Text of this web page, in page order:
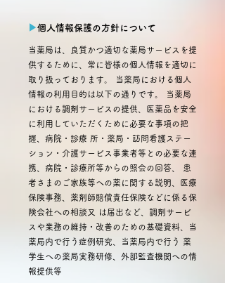
▶︎個人情報保護の方針について
当薬局は、良質かつ適切な薬局サービスを提
供するために、常に皆様の個人情報を適切に
取り扱っております。 当薬局における個人
情報の利用目的は以下の通りです。 当薬局
における調剤サービスの提供、医薬品を安全
に利用していただくために必要な事項の把
握、病院・診療 所・薬局・訪問看護ステー
ション・介護サービス事業者等との必要な連
携、病院・診療所等からの照会の回答、 患
者さまのご家族等への薬に関する説明、医療
保険事務、薬剤師賠償責任保険などに係る保
険会社への相談又 は届出など、調剤サービ
スや業務の維持・改善のための基礎資料、当
薬局内で行う症例研究、当薬局内で行う 薬
学生への薬局実務研修、外部監査機関への情
報提供等